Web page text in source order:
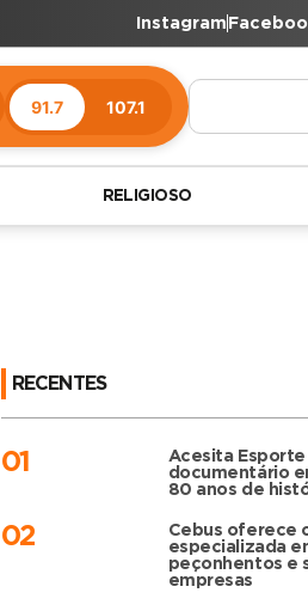
Instagram
91.7 107.1
RELIGIOSO
RECENTES
01
Acesita Esporte
documentário
80 anos de
02
Cebus oferece
especializada
peçonhentos e
empresas